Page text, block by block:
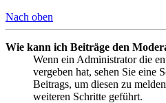
Nach oben
Wie kann ich Beiträge den
Wenn ein Administrator die
vergeben hat, sehen Sie eine
Beitrags, um diesen zu
weiteren Schritte geführt.